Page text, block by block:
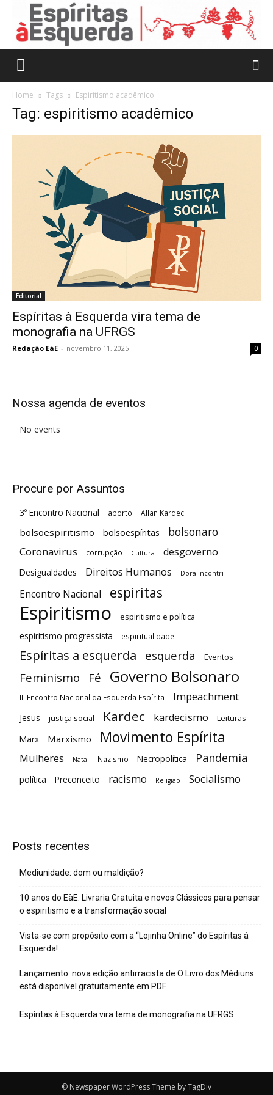
Home Tags Espiritismo acadêmico
Tag: espiritismo acadêmico
Editorial
Espíritas à Esquerda vira tema de
monografia na UFRGS
Redação EàE - novembro 11, 2025 0
Nossa agenda de eventos
No events
Procure por Assuntos
3º Encontro Nacional aborto Allan Kardec
bolsoespiritismo bolsoespíritas bolsonaro
Coronavirus corrupção Cultura desgoverno
Desigualdades Direitos Humanos Dora Incontri
Encontro Nacional espiritas
Espiritismo espiritismo e política
espiritismo progressista espiritualidade
Espíritas a esquerda esquerda Eventos
Feminismo Fé Governo Bolsonaro
III Encontro Nacional da Esquerda Espírita Impeachment
Jesus justiça social Kardec kardecismo Leituras
Marx Marxismo Movimento Espírita
Mulheres Natal Nazismo Necropolítica Pandemia
política Preconceito racismo Religiao Socialismo
Posts recentes
Mediunidade: dom ou maldição?
10 anos do EàE: Livraria Gratuita e novos Clássicos para pensar
o espiritismo e a transformação social
Vista-se com propósito com a “Lojinha Online” do Espíritas à
Esquerda!
Lançamento: nova edição antirracista de O Livro dos Médiuns
está disponível gratuitamente em PDF
Espíritas à Esquerda vira tema de monografia na UFRGS
© Newspaper WordPress Theme by TagDiv